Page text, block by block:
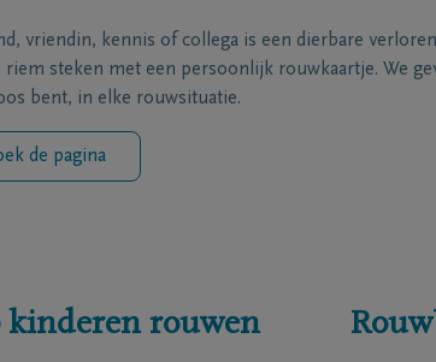
vriendin, kennis of collega is een dierbare
riem steken met een persoonlijk rouwkaartje. We
bent, in elke rouwsituatie.
de pagina
kinderen rouwen